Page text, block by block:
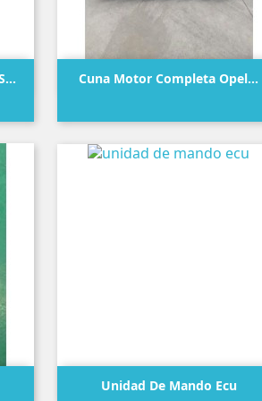
Cuna Motor Completa Opel...
 Vista rápida
Unidad De Mando Ecu
 Vista rápida